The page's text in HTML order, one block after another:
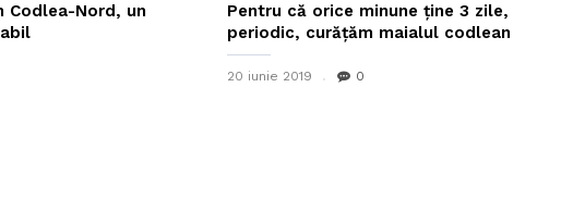
Codlea-Nord, un
Pentru că orice minune ține 3 zile,
periodic, curățăm maialul codlean
20 iunie 2019 0